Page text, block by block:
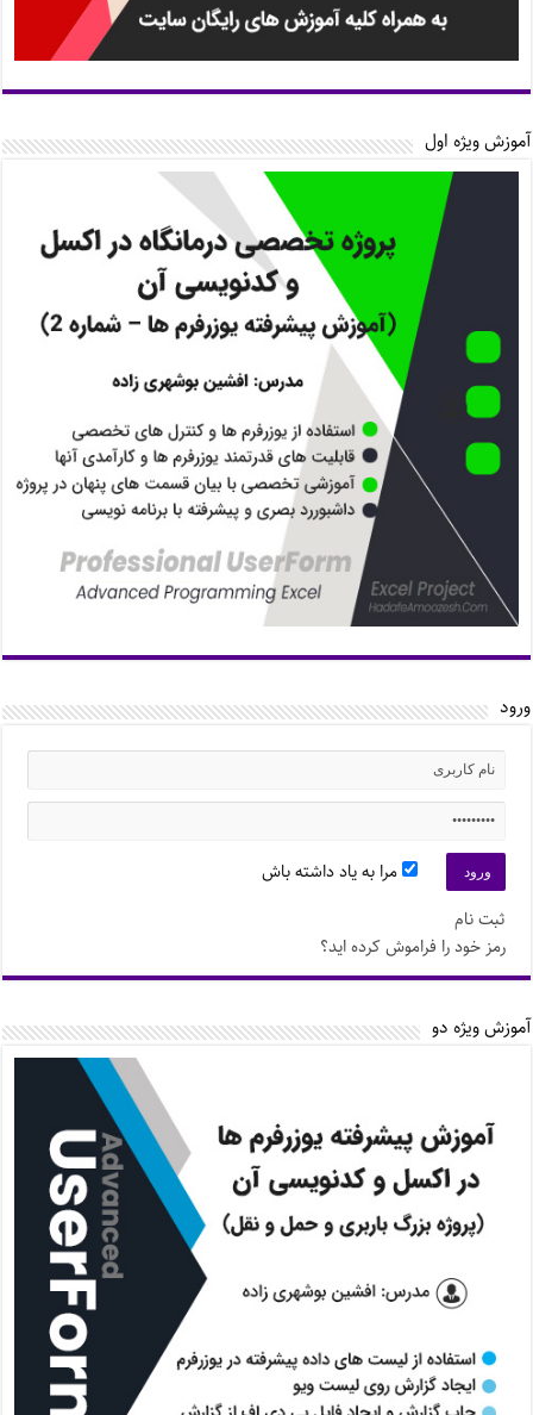
آموزش ویژه اول
ورود
مرا به یاد داشته باش
ثبت نام
رمز خود را فراموش کرده اید؟
آموزش ویژه دو